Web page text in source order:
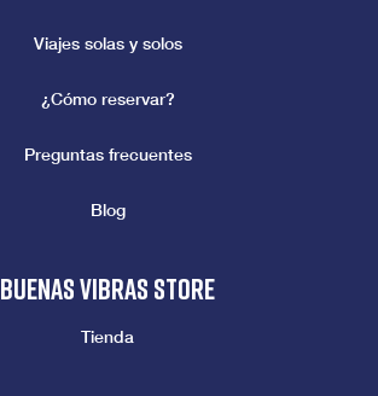
Viajes solas y solos
¿Cómo reservar?
Preguntas frecuentes
Blog
Buenas vibras store
Tienda